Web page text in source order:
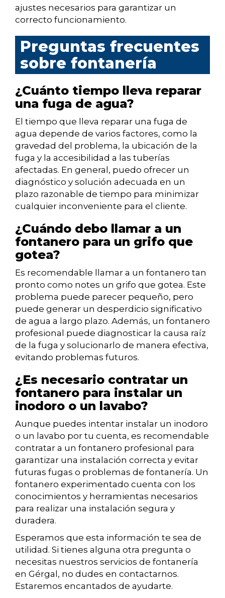
ajustes necesarios para garantizar un
correcto funcionamiento.
Preguntas frecuentes
sobre fontanería
¿Cuánto tiempo lleva reparar
una fuga de agua?
El tiempo que lleva reparar una fuga de
agua depende de varios factores, como la
gravedad del problema, la ubicación de la
fuga y la accesibilidad a las tuberías
afectadas. En general, puedo ofrecer un
diagnóstico y solución adecuada en un
plazo razonable de tiempo para minimizar
cualquier inconveniente para el cliente.
¿Cuándo debo llamar a un
fontanero para un grifo que
gotea?
Es recomendable llamar a un fontanero tan
pronto como notes un grifo que gotea. Este
problema puede parecer pequeño, pero
puede generar un desperdicio significativo
de agua a largo plazo. Además, un fontanero
profesional puede diagnosticar la causa raíz
de la fuga y solucionarlo de manera efectiva,
evitando problemas futuros.
¿Es necesario contratar un
fontanero para instalar un
inodoro o un lavabo?
Aunque puedes intentar instalar un inodoro
o un lavabo por tu cuenta, es recomendable
contratar a un fontanero profesional para
garantizar una instalación correcta y evitar
futuras fugas o problemas de fontanería. Un
fontanero experimentado cuenta con los
conocimientos y herramientas necesarios
para realizar una instalación segura y
duradera.
Esperamos que esta información te sea de
utilidad. Si tienes alguna otra pregunta o
necesitas nuestros servicios de fontanería
en Gérgal, no dudes en contactarnos.
Estaremos encantados de ayudarte.